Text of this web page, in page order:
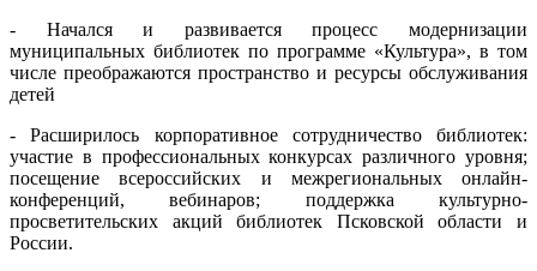
- Начался и развивается процесс модернизации
муниципальных библиотек по программе «Культура», в том
числе преображаются пространство и ресурсы обслуживания
детей
- Расширилось корпоративное сотрудничество библиотек:
участие в профессиональных конкурсах различного уровня;
посещение всероссийских и межрегиональных онлайн-
конференций, вебинаров; поддержка культурно-
просветительских акций библиотек Псковской области и
России.